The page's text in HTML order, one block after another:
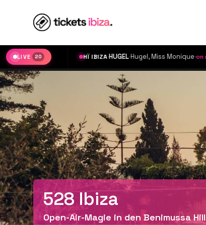
LIVE 20
€30 HÏ IBIZA HUGEL ·Hugel, Miss Monique·on now until
528 Ibiza
Open-Air-Magie in den Benimussa